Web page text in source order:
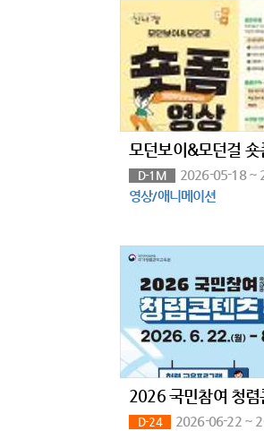
D-1M
2026-05-18 ~
영상/애니메이션
D-24 2026-06-22 ~